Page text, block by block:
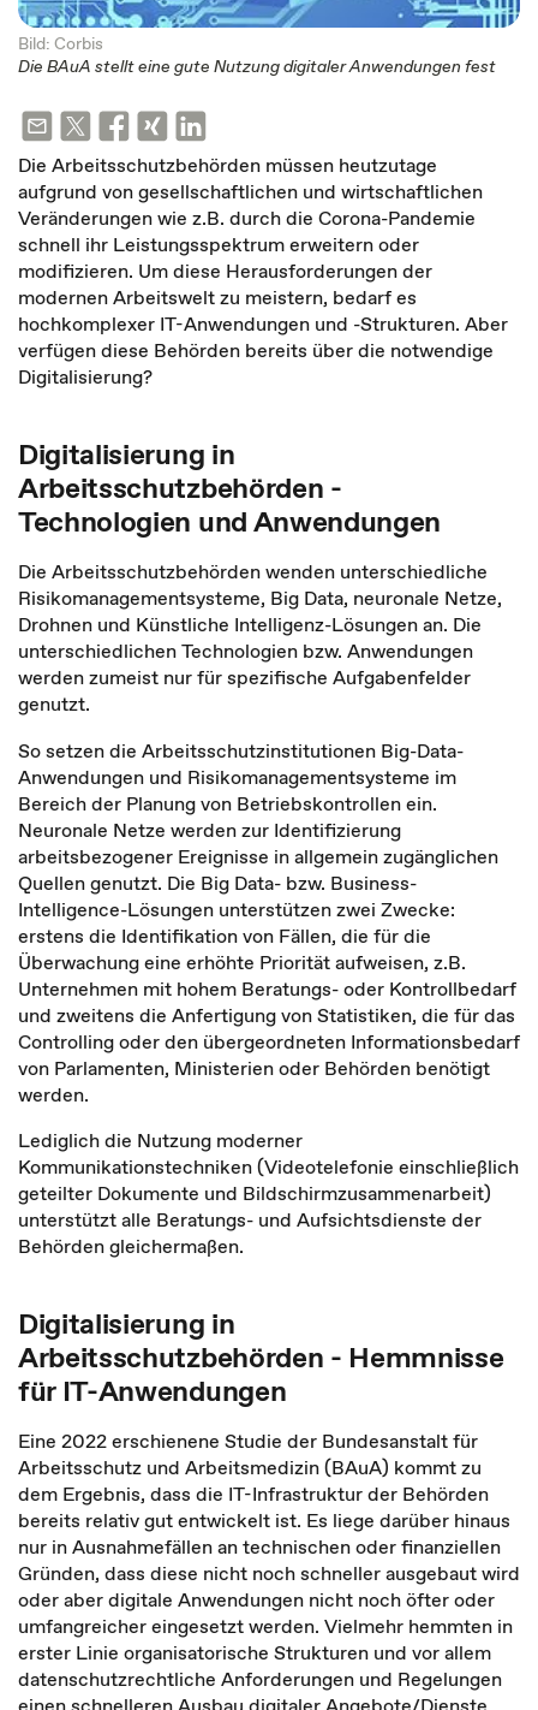
Bild: Corbis
Die BAuA stellt eine gute Nutzung digitaler Anwendungen fest
Die Arbeitsschutzbehörden müssen heutzutage
aufgrund von gesellschaftlichen und wirtschaftlichen
Veränderungen wie z.B. durch die Corona-Pandemie
schnell ihr Leistungsspektrum erweitern oder
modifizieren. Um diese Herausforderungen der
modernen Arbeitswelt zu meistern, bedarf es
hochkomplexer IT-Anwendungen und -Strukturen. Aber
verfügen diese Behörden bereits über die notwendige
Digitalisierung?
Digitalisierung in
Arbeitsschutzbehörden -
Technologien und Anwendungen
Die Arbeitsschutzbehörden wenden unterschiedliche
Risikomanagementsysteme, Big Data, neuronale Netze,
Drohnen und Künstliche Intelligenz-Lösungen an. Die
unterschiedlichen Technologien bzw. Anwendungen
werden zumeist nur für spezifische Aufgabenfelder
genutzt.
So setzen die Arbeitsschutzinstitutionen Big-Data-
Anwendungen und Risikomanagementsysteme im
Bereich der Planung von Betriebskontrollen ein.
Neuronale Netze werden zur Identifizierung
arbeitsbezogener Ereignisse in allgemein zugänglichen
Quellen genutzt. Die Big Data- bzw. Business-
Intelligence-Lösungen unterstützen zwei Zwecke:
erstens die Identifikation von Fällen, die für die
Überwachung eine erhöhte Priorität aufweisen, z.B.
Unternehmen mit hohem Beratungs- oder Kontrollbedarf
und zweitens die Anfertigung von Statistiken, die für das
Controlling oder den übergeordneten Informationsbedarf
von Parlamenten, Ministerien oder Behörden benötigt
werden.
Lediglich die Nutzung moderner
Kommunikationstechniken (Videotelefonie einschließlich
geteilter Dokumente und Bildschirmzusammenarbeit)
unterstützt alle Beratungs- und Aufsichtsdienste der
Behörden gleichermaßen.
Digitalisierung in
Arbeitsschutzbehörden - Hemmnisse
für IT-Anwendungen
Eine 2022 erschienene Studie der Bundesanstalt für
Arbeitsschutz und Arbeitsmedizin (BAuA) kommt zu
dem Ergebnis, dass die IT-Infrastruktur der Behörden
bereits relativ gut entwickelt ist. Es liege darüber hinaus
nur in Ausnahmefällen an technischen oder finanziellen
Gründen, dass diese nicht noch schneller ausgebaut wird
oder aber digitale Anwendungen nicht noch öfter oder
umfangreicher eingesetzt werden. Vielmehr hemmten in
erster Linie organisatorische Strukturen und vor allem
datenschutzrechtliche Anforderungen und Regelungen